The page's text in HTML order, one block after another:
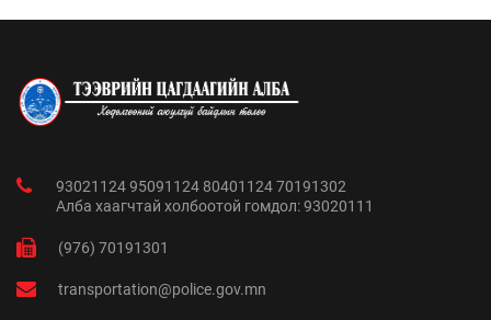
93021124 95091124 80401124 70191302
Алба хаагчтай холбоотой гомдол: 93020111
(976) 70191301
transportation@police.gov.mn